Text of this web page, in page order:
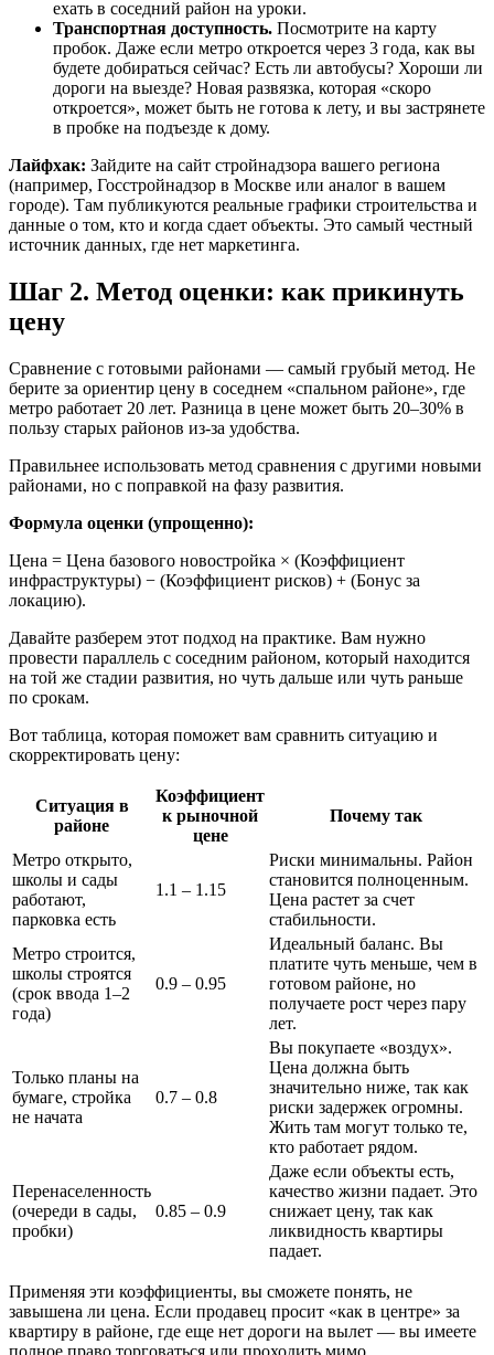
ехать в соседний район на уроки.
Транспортная доступность. Посмотрите на карту
пробок. Даже если метро откроется через 3 года, как вы
будете добираться сейчас? Есть ли автобусы? Хороши ли
дороги на выезде? Новая развязка, которая «скоро
откроется», может быть не готова к лету, и вы застрянете
в пробке на подъезде к дому.
Лайфхак: Зайдите на сайт стройнадзора вашего региона
(например, Госстройнадзор в Москве или аналог в вашем
городе). Там публикуются реальные графики строительства и
данные о том, кто и когда сдает объекты. Это самый честный
источник данных, где нет маркетинга.
Шаг 2. Метод оценки: как прикинуть
цену
Сравнение с готовыми районами — самый грубый метод. Не
берите за ориентир цену в соседнем «спальном районе», где
метро работает 20 лет. Разница в цене может быть 20–30% в
пользу старых районов из-за удобства.
Правильнее использовать метод сравнения с другими новыми
районами, но с поправкой на фазу развития.
Формула оценки (упрощенно):
Цена = Цена базового новостройка × (Коэффициент
инфраструктуры) − (Коэффициент рисков) + (Бонус за
локацию).
Давайте разберем этот подход на практике. Вам нужно
провести параллель с соседним районом, который находится
на той же стадии развития, но чуть дальше или чуть раньше
по срокам.
Вот таблица, которая поможет вам сравнить ситуацию и
скорректировать цену:
Ситуация в
районе
Коэффициент
к рыночной
цене
Почему так
Метро открыто,
школы и сады
работают,
парковка есть
1.1 – 1.15
Риски минимальны. Район
становится полноценным.
Цена растет за счет
стабильности.
Метро строится,
школы строятся
(срок ввода 1–2
года)
0.9 – 0.95
Идеальный баланс. Вы
платите чуть меньше, чем в
готовом районе, но
получаете рост через пару
лет.
Только планы на
бумаге, стройка
не начата
0.7 – 0.8
Вы покупаете «воздух».
Цена должна быть
значительно ниже, так как
риски задержек огромны.
Жить там могут только те,
кто работает рядом.
Перенаселенность
(очереди в сады,
пробки)
0.85 – 0.9
Даже если объекты есть,
качество жизни падает. Это
снижает цену, так как
ликвидность квартиры
падает.
Применяя эти коэффициенты, вы сможете понять, не
завышена ли цена. Если продавец просит «как в центре» за
квартиру в районе, где еще нет дороги на вылет — вы имеете